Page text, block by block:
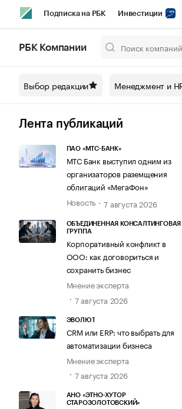
Подписка на РБК Инвестиции
Спецпроекты СПб Конференции
Технологии и медиа
РБК Компании
Выбор редакции Менеджмент и
Лента публикаций
ПАО «МТС-БАНК»
МТС Банк выступил одним из
организаторов раземщения
облигаций «МегаФон»
Новость
7 августа 2026
ОБЪЕДИНЕННАЯ КОНСАЛТИНГОВАЯ
ГРУППА
Корпоративный конфликт в
ООО: как договориться и
сохранить бизнес
Мнение эксперта
7 августа 2026
ЭВОЛЮТ
CRM или ERP: что выбрать для
автоматизации бизнеса
Мнение эксперта
7 августа 2026
АНО «ЭТНО-ХУТОР
СТАРОЗОЛОТОВСКИЙ»